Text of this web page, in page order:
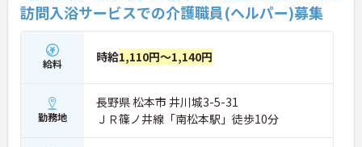
★おすすめPOINT★
◆ヘルパー・オペレーター・看護職員の「3名1チー
ム」で行います。頼れる先輩スタッフと常に一緒に
ケアを行うため、介護業界が初めての方や無資格の
方でも安心してスタートできるのが特徴です。お客
様から直接「ありがとう」と感謝の言葉をいただけ
る機会も多く、日々やりがいを感じながら働けま
訪問入浴サービスでの介護職員(ヘルパー)募集
給料 時給1,110円～1,140円
勤務地
長野県 松本市 井川城3-5-31
ＪＲ篠ノ井線「南松本駅」徒歩10分